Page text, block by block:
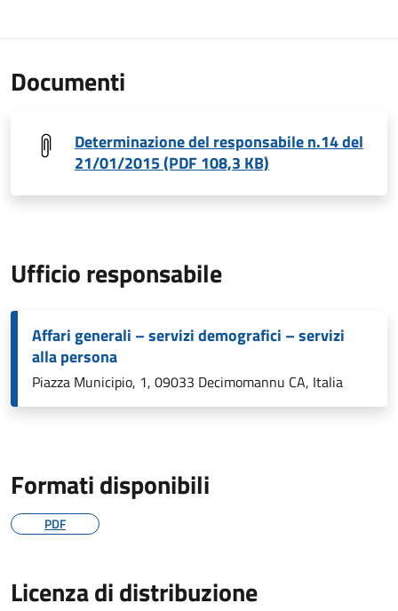
Documenti
Determinazione del responsabile n.14 del
21/01/2015 (PDF 108,3 KB)
Ufficio responsabile
Affari generali – servizi demografici – servizi
alla persona
Piazza Municipio, 1, 09033 Decimomannu CA, Italia
Formati disponibili
PDF
Licenza di distribuzione